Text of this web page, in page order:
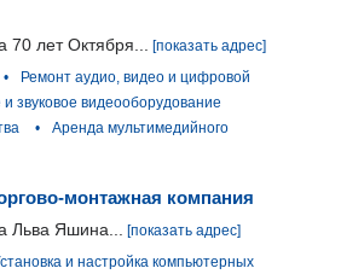
70 лет Октября... [показать адрес]
•
Ремонт аудио, видео и цифровой
звуковое видеооборудование
•
Аренда мультимедийного
монтажная компания
Льва Яшина...
[показать адрес]
и настройка компьютерных